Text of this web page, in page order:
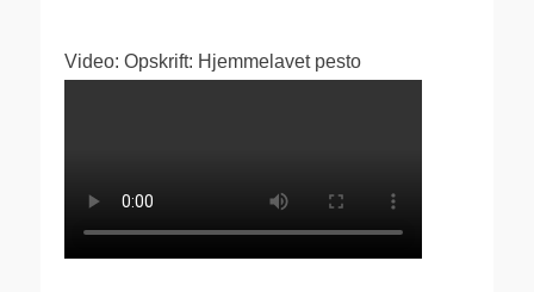
Video: Opskrift: Hjemmelavet pesto